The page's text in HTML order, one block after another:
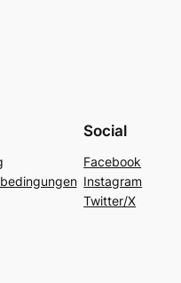
Social
Facebook
Instagram
Twitter/X